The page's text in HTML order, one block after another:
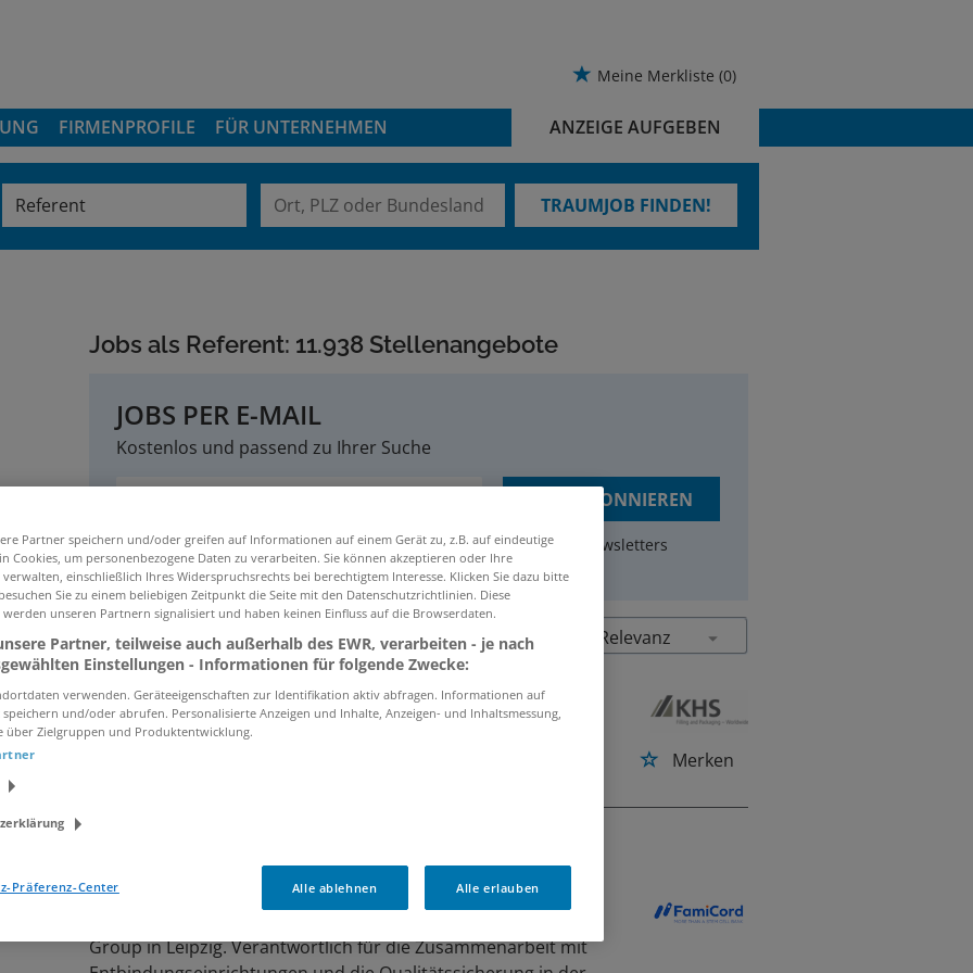
Meine Merkliste (0)
FIRMENPROFILE FÜR UNTERNEHMEN ANZEIGE AUFGEBEN
TRAUMJOB FINDEN!
Jobs als Referent: 11.938 Stellenangebote
JOBS PER E-MAIL
Kostenlos und passend zu Ihrer Suche
JOBS ABONNIEREN
Ich willige in die Verarbeitung meiner Daten zum Erhalt des Newsletters
gemäß derDatenschutzinformationenein.
Sales Referent (m/w/d)
Merken
08.08.2026 /KHS GmbH / Bad Kreuznach
08.08.2026 / FamiCord AG / Leipzig
Group in Leipzig. Verantwortlich für die Zusammenarbeit mit
Partner speichern und/oder greifen auf Informationen auf einem Gerät zu, z.B. auf eindeutige
Cookies, um personenbezogene Daten zu verarbeiten. Sie können akzeptieren oder Ihre
verwalten, einschließlich Ihres Widerspruchsrechts bei berechtigtem Interesse. Klicken Sie dazu bitte
Sie zu einem beliebigen Zeitpunkt die Seite mit den Datenschutzrichtlinien. Diese
werden unseren Partnern signalisiert und haben keinen Einfluss auf die Browserdaten.
Partner, teilweise auch außerhalb des EWR, verarbeiten - je nach
Einstellungen - Informationen für folgende Zwecke:
verwenden. Geräteeigenschaften zur Identifikation aktiv abfragen. Informationen auf
speichern und/oder abrufen. Personalisierte Anzeigen und Inhalte, Anzeigen- und Inhaltsmessung,
über Zielgruppen und Produktentwicklung.
Alle ablehnen Alle erlauben
Präferenz-Center